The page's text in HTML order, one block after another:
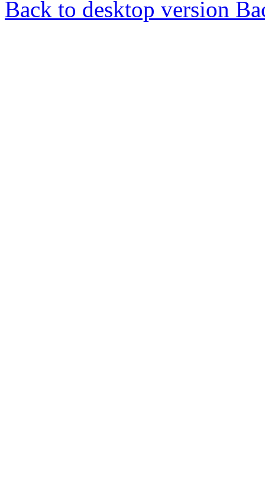
Back to desktop version